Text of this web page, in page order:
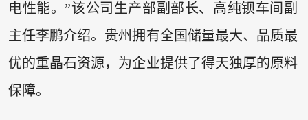
电性能。”该公司生产部副部长、高纯钡车间副
主任李鹏介绍。贵州拥有全国储量最大、品质最
优的重晶石资源，为企业提供了得天独厚的原料
保障。